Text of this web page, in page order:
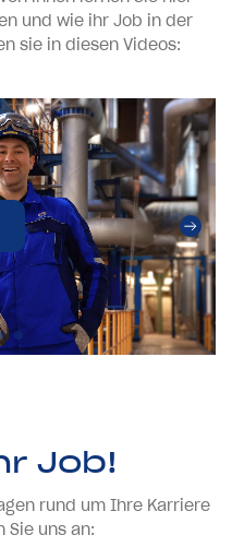
und wie ihr Job in der
sie in diesen Videos:
Job!
rund um Ihre Karriere
Sie uns an: